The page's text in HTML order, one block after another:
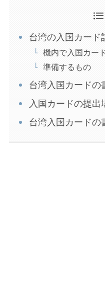
台湾の入国カード
機内で入国カー
準備するもの
台湾入国カードの
入国カードの提出
台湾入国カードの